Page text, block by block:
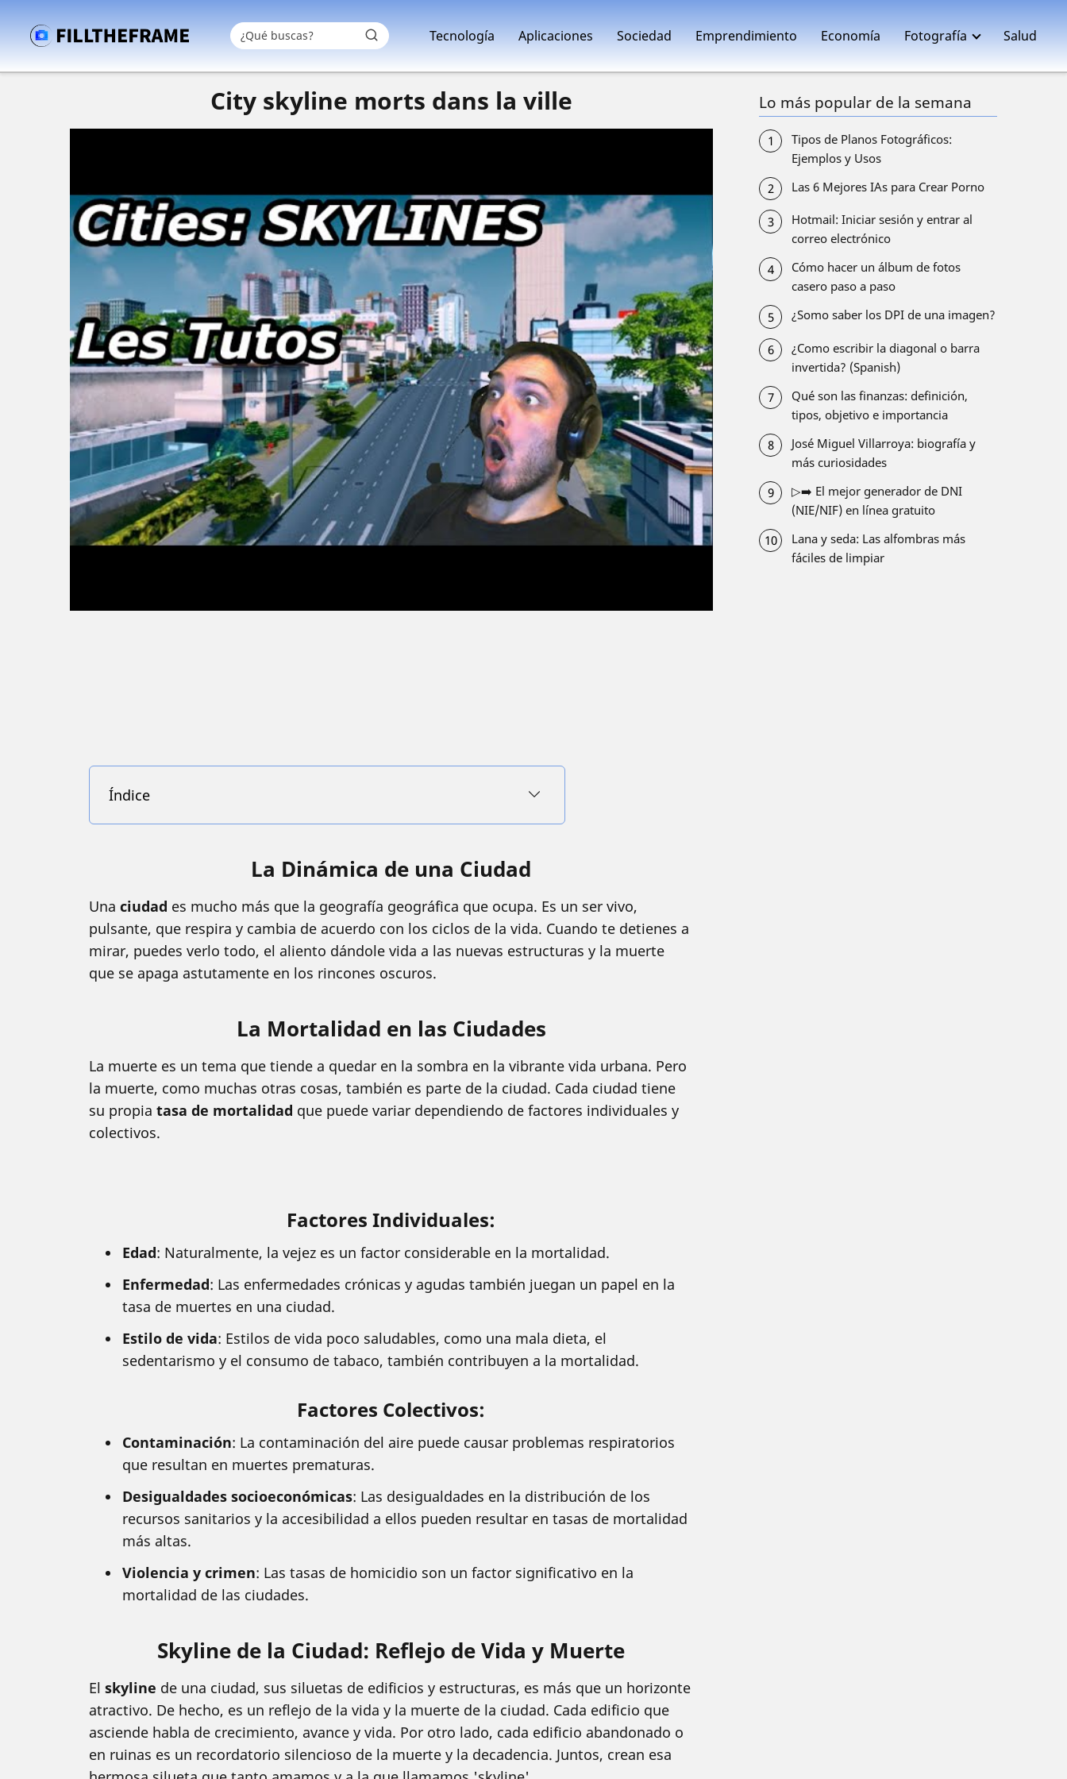
Tecnología Aplicaciones Sociedad Emprendimiento Economía Fotografía Salud
City skyline morts dans la ville
Índice
La Dinámica de una Ciudad
Una ciudad es mucho más que la geografía geográfica que ocupa. Es un ser vivo,
pulsante, que respira y cambia de acuerdo con los ciclos de la vida. Cuando te detienes a
mirar, puedes verlo todo, el aliento dándole vida a las nuevas estructuras y la muerte
que se apaga astutamente en los rincones oscuros.
La Mortalidad en las Ciudades
La muerte es un tema que tiende a quedar en la sombra en la vibrante vida urbana. Pero
la muerte, como muchas otras cosas, también es parte de la ciudad. Cada ciudad tiene
su propia tasa de mortalidad que puede variar dependiendo de factores individuales y
colectivos.
Factores Individuales:
Edad: Naturalmente, la vejez es un factor considerable en la mortalidad.
Enfermedad: Las enfermedades crónicas y agudas también juegan un papel en la
tasa de muertes en una ciudad.
Estilo de vida: Estilos de vida poco saludables, como una mala dieta, el
sedentarismo y el consumo de tabaco, también contribuyen a la mortalidad.
Factores Colectivos:
Contaminación: La contaminación del aire puede causar problemas respiratorios
que resultan en muertes prematuras.
Desigualdades socioeconómicas: Las desigualdades en la distribución de los
recursos sanitarios y la accesibilidad a ellos pueden resultar en tasas de mortalidad
más altas.
Violencia y crimen: Las tasas de homicidio son un factor significativo en la
mortalidad de las ciudades.
Skyline de la Ciudad: Reflejo de Vida y Muerte
El skyline de una ciudad, sus siluetas de edificios y estructuras, es más que un horizonte
atractivo. De hecho, es un reflejo de la vida y la muerte de la ciudad. Cada edificio que
asciende habla de crecimiento, avance y vida. Por otro lado, cada edificio abandonado o
en ruinas es un recordatorio silencioso de la muerte y la decadencia. Juntos, crean esa
Lo más popular de la semana
Tipos de Planos Fotográficos:
Ejemplos y Usos
Las 6 Mejores IAs para Crear Porno
Hotmail: Iniciar sesión y entrar al
correo electrónico
Cómo hacer un álbum de fotos
casero paso a paso
¿Somo saber los DPI de una imagen?
¿Como escribir la diagonal o barra
invertida? (Spanish)
Qué son las finanzas: definición,
tipos, objetivo e importancia
José Miguel Villarroya: biografía y
más curiosidades
▷➡️ El mejor generador de DNI
(NIE/NIF) en línea gratuito
Lana y seda: Las alfombras más
fáciles de limpiar